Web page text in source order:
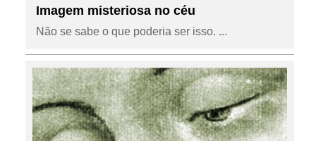
Imagem misteriosa no céu
Não se sabe o que poderia ser isso. ...